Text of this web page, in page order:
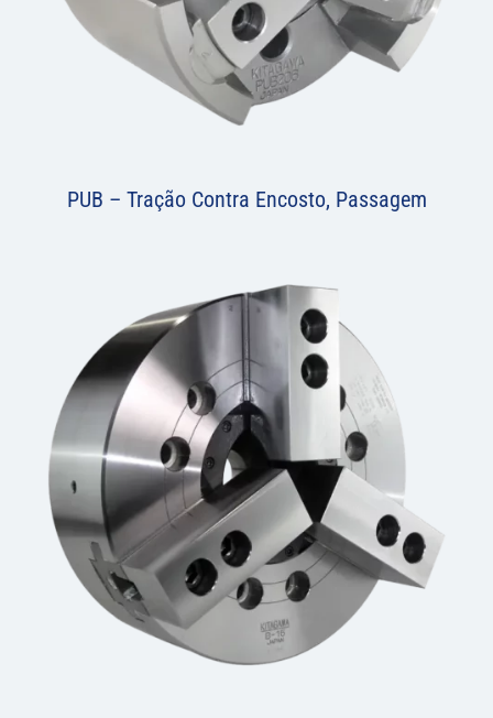
PUB – Tração Contra Encosto, Passagem